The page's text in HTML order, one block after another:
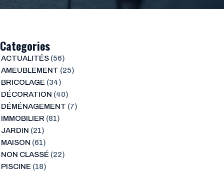
Categories
ACTUALITÉS(56)
AMEUBLEMENT (25)
BRICOLAGE (34)
DÉCORATION (40)
DÉMÉNAGEMENT (7)
IMMOBILIER (81)
JARDIN (21)
MAISON (61)
NON CLASSÉ (22)
PISCINE (18)